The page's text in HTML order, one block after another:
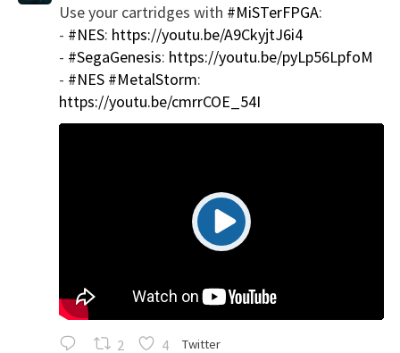
Use your cartridges with #MiSTerFPGA:
- #NES: https://youtu.be/A9CkyjtJ6i4
- #SegaGenesis: https://youtu.be/pyLp56LpfoM
- #NES #MetalStorm:
https://youtu.be/cmrrCOE_54I
2 4 Twitter